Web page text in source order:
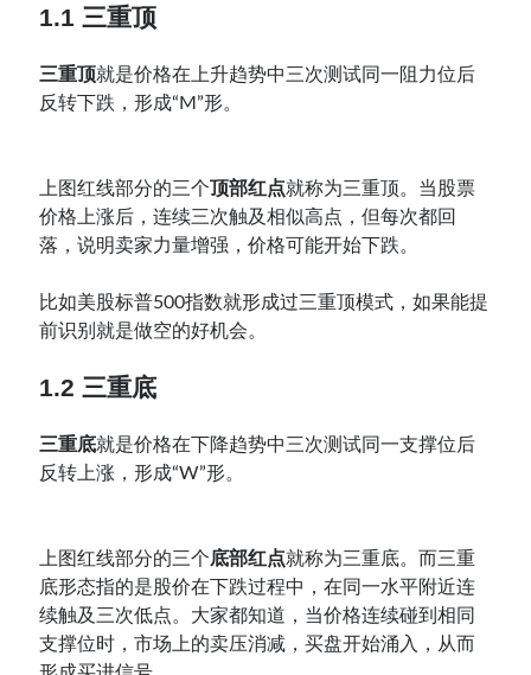
1.1 三重顶
三重顶就是价格在上升趋势中三次测试同一阻力位后
反转下跌，形成“M”形。
上图红线部分的三个顶部红点就称为三重顶。当股票
价格上涨后，连续三次触及相似高点，但每次都回
落，说明卖家力量增强，价格可能开始下跌。
比如美股标普500指数就形成过三重顶模式，如果能提
前识别就是做空的好机会。
1.2 三重底
三重底就是价格在下降趋势中三次测试同一支撑位后
反转上涨，形成“W”形。
上图红线部分的三个底部红点就称为三重底。而三重
底形态指的是股价在下跌过程中，在同一水平附近连
续触及三次低点。大家都知道，当价格连续碰到相同
支撑位时，市场上的卖压消减，买盘开始涌入，从而